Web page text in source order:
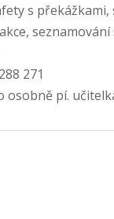
s překážkami,
271
osobně pí.